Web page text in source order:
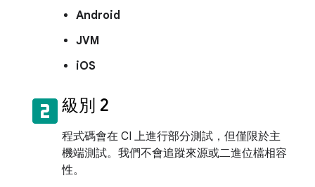
Android
JVM
iOS
looks_two 級別 2
程式碼會在 CI 上進行部分測試，但僅限於主
機端測試。我們不會追蹤來源或二進位檔相容
性。